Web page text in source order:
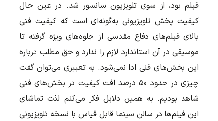
فیلم بود، از سوی تلویزیون سانسور شد. در عین حال
کیفیت پخش تلویزیونی به‌گونه‌ای است که کیفیت فنی
بالای فیلم‌های دفاع مقدسی از جلوه‌های ویژه گرفته تا
موسیقی در آن استاندارد لازم را ندارد و حق مطلب درباره
این بخش‌های فنی ادا نمی‌شود. به تعبیری می‌توان گفت
چیزی در حدود ۵۰ درصد افت کیفیت در بخش‌های فنی
شاهد بودیم. به همین دلایل فکر می‌کنم لذت تماشای
این فیلم‌ها در سالن سینما قابل قیاس با نسخه تلویزیونی